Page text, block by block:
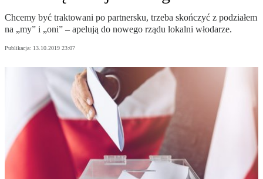
Chcemy być traktowani po partnersku, trzeba skończyć z podziałem
na „my” i „oni” – apelują do nowego rządu lokalni włodarze.
Publikacja: 13.10.2019 23:07